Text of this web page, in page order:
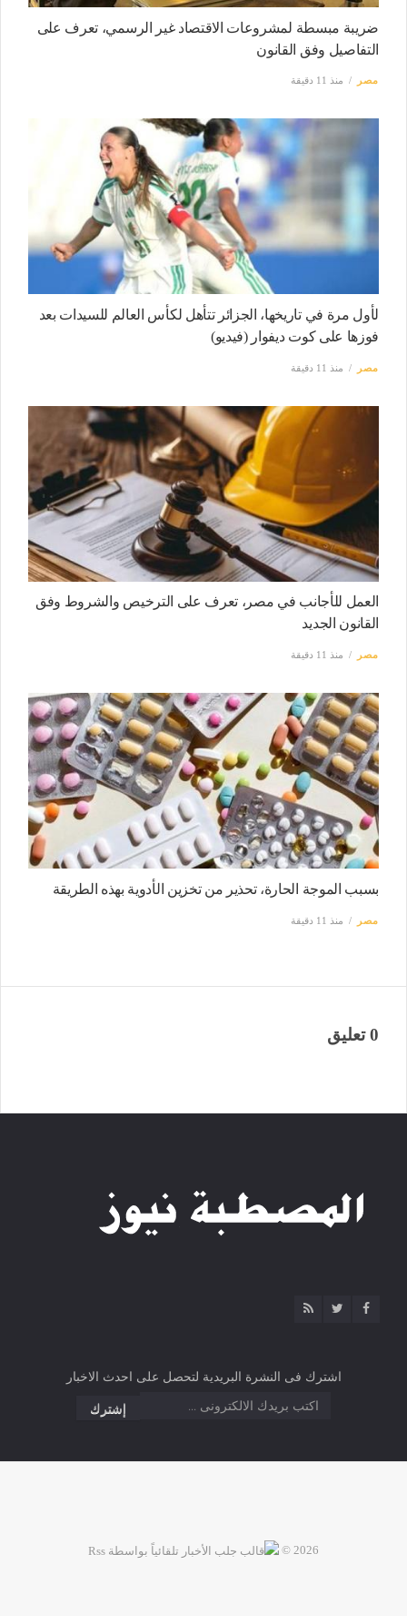
ضريبة مبسطة لمشروعات الاقتصاد غير الرسمي، تعرف على
التفاصيل وفق القانون
مصر منذ 11 دقيقة
لأول مرة في تاريخها، الجزائر تتأهل لكأس العالم للسيدات بعد
فوزها على كوت ديفوار (فيديو)
مصر منذ 11 دقيقة
العمل للأجانب في مصر، تعرف على الترخيص والشروط وفق
القانون الجديد
مصر منذ 11 دقيقة
بسبب الموجة الحارة، تحذير من تخزين الأدوية بهذه الطريقة
مصر منذ 11 دقيقة
0 تعليق
اشترك فى النشرة البريدية لتحصل على احدث الاخبار
2026 ©